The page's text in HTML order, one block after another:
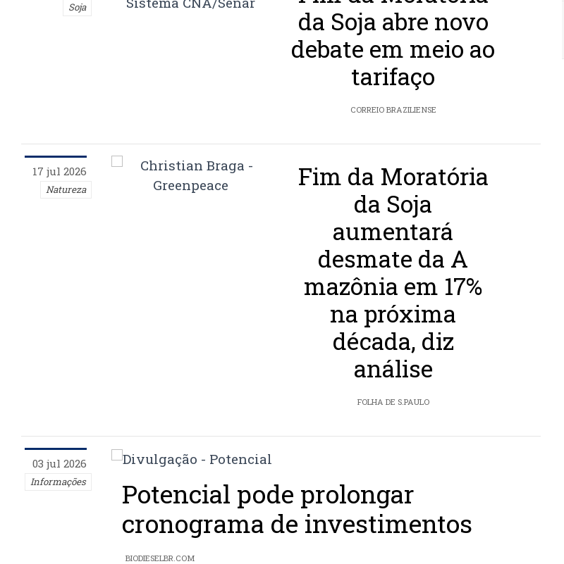
Soja
da Soja abre novo
debate em meio ao
tarifaço
CORREIO BRAZILIENSE
17 jul 2026
Natureza
Fim da Moratória
da Soja
aumentará
desmate da A
mazônia em 17%
na próxima
década, diz
análise
FOLHA DE S.PAULO
03 jul 2026
Informações
Potencial pode prolongar
cronograma de investimentos
BIODIESELBR.COM